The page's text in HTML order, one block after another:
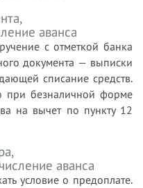
аванса
с отметкой банка
документа — выписки
списание средств.
при безналичной форме
на вычет по пункту 12
аванса
условие о предоплате.